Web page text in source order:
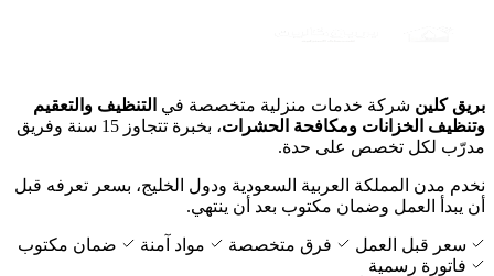
بريق كلين شركة خدمات منزلية متخصصة في التنظيف والتعقيم
وتنظيف الخزانات ومكافحة الحشرات
، بخبرة تتجاوز 15 سنة وفريق
مدرّب لكل تخصص على حدة.
نخدم مدن المملكة العربية السعودية ودول الخليج، بسعر تعرفه قبل
أن يبدأ العمل وضمان مكتوب بعد أن ينتهي.
سعر قبل العمل فرق متخصصة مواد آمنة
ضمان مكتوب
فاتورة رسمية